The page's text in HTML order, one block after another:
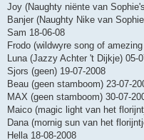
Joy (Naughty niënte van
Banjer (Naughty Nike van
Sam 18-06-08
Frodo (wildwyre song of
Luna (Jazzy Achter 't Dijkje) 05-
Sjors (geen) 19-07-2008
Beau (geen stamboom) 23-07-
MAX (geen stamboom) 30-07-
Maico (magic light van het
Dana (mornig sun van het
Hella 18-08-2008